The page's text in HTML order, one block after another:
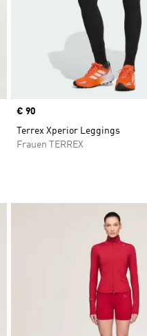
Price
€ 90
Terrex Xperior Leggings
Frauen TERREX
Zur Wunschliste hinzufügen